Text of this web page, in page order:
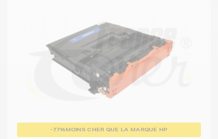
-77%MOINS CHER QUE LA MARQUE HP